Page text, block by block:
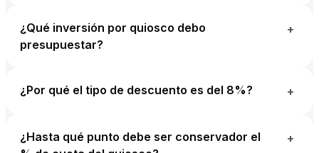
¿Qué inversión por quiosco debo
presupuestar?
+
¿Por qué el tipo de descuento es del 8%? +
¿Hasta qué punto debe ser conservador el
+